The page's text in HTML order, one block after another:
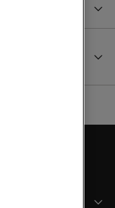
i utlandet?
obegränsat